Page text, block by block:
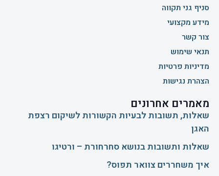
סניף גני תקווה
מידע מקצועי
צור קשר
תנאי שימוש
מדיניות פרטיות
הצהרת נגישות
מאמרים אחרונים
שאלות, תשובות לבעיות הקשורות לשיקום רצפת
האגן
שאלות ותשובות בנושא סחרחורת – ורטיגו
איך משחררים צוואר תפוס?